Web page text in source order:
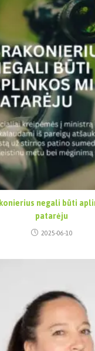
negali būti
patarėju
2025-06-10